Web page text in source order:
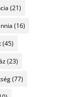
(21)
(16)
(45)
(23)
(77)